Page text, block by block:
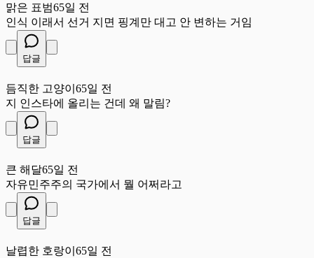
맑은 표범65일 전
인식 이래서 선거 지면 핑계만 대고 안 변하는 거임
답글
듬직한 고양이 65일 전
지 인스타에 올리는 건데 왜 말림?
답글
큰 해달65일 전
자유민주주의 국가에서 뭘 어쩌라고
답글
날렵한 호랑이 65일 전